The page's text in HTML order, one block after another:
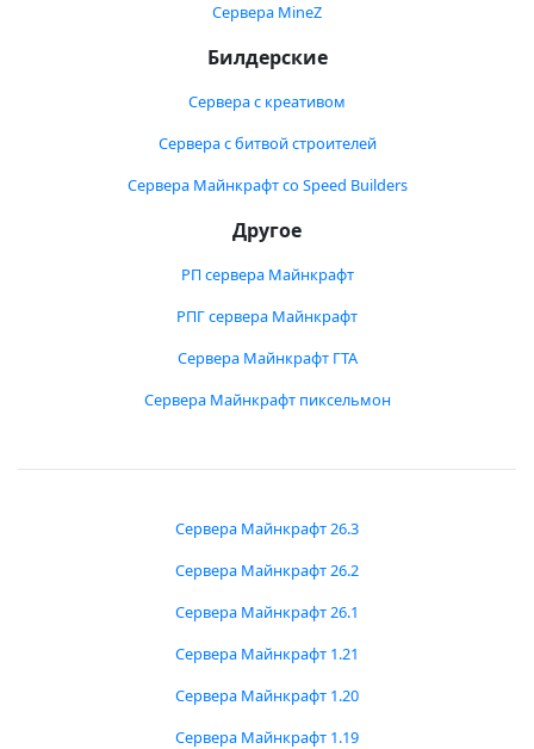
Сервера MineZ
Билдерские
Сервера с креативом
Сервера с битвой строителей
Сервера Майнкрафт со Speed Builders
Другое
РП сервера Майнкрафт
РПГ сервера Майнкрафт
Сервера Майнкрафт ГТА
Сервера Майнкрафт пиксельмон
Сервера Майнкрафт 26.3
Сервера Майнкрафт 26.2
Сервера Майнкрафт 26.1
Сервера Майнкрафт 1.21
Сервера Майнкрафт 1.20
Сервера Майнкрафт 1.19